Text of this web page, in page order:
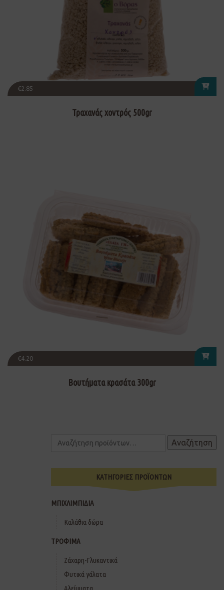
€2.85
Τραχανάς χοντρός 500gr
€4.20
Βουτήματα κρασάτα 300gr
Αναζήτηση
ΚΑΤΗΓΟΡΙΕΣ ΠΡΟΪΟΝΤΩΝ
ΜΠΙΧΛΙΜΠΙΔΙΑ
Καλάθια δώρα
ΤΡΟΦΙΜΑ
Ζάχαρη-Γλυκαντικά
Φυτικά γάλατα